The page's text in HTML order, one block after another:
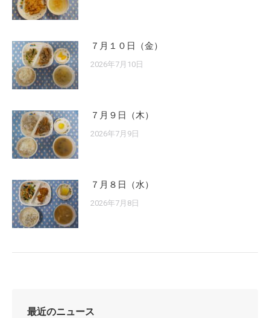
７月１０日（金）
2026年7月10日
７月９日（木）
2026年7月9日
７月８日（水）
2026年7月8日
最近のニュース